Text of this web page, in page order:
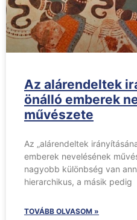
Az alárendeltek
önálló emberek
művészete
Az „alárendeltek
emberek nevelésének
nagyobb különbség van
hierarchikus, a másik pedig
TOVÁBB OLVASOM »